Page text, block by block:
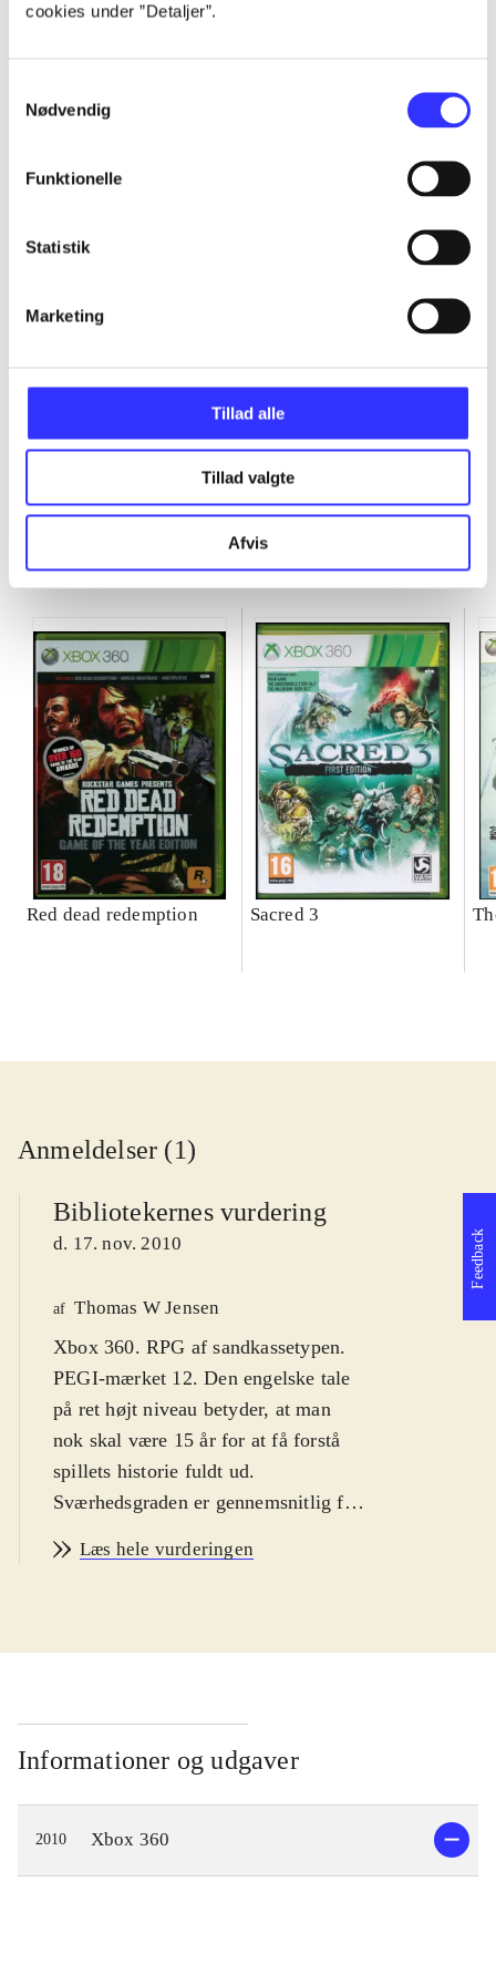
cookies under ”Detaljer”.
Nødvendig
Funktionelle
Statistik
Marketing
Tillad alle
Tillad valgte
Afvis
Artikler
...
...
...
...
Minder om
Red dead redemption Sacred 3
Anmeldelser (1)
Bibliotekernes vurdering
d. 17. nov. 2010
af Thomas W Jensen
Xbox 360. RPG af sandkassetypen.
PEGI-mærket 12. Den engelske tale
på ret højt niveau betyder, at man
nok skal være 15 år for at få forstå
spillets historie fuldt ud.
Sværhedsgraden er gennemsnitlig for
Spillet er en samling af to vidt
Knight. Handlingen foregår i en
kaldet Rivellon. Man kan spille som
warrior, ranger eller priest, men der
er mulighed for at skifte undervejs. I
løbet af spillet får man endda
mulighed for at forvandle sig til en
drage. Udover de to main quests kan
Læs hele vurderingen
Informationer og udgaver
2010 Xbox 360
Feedback